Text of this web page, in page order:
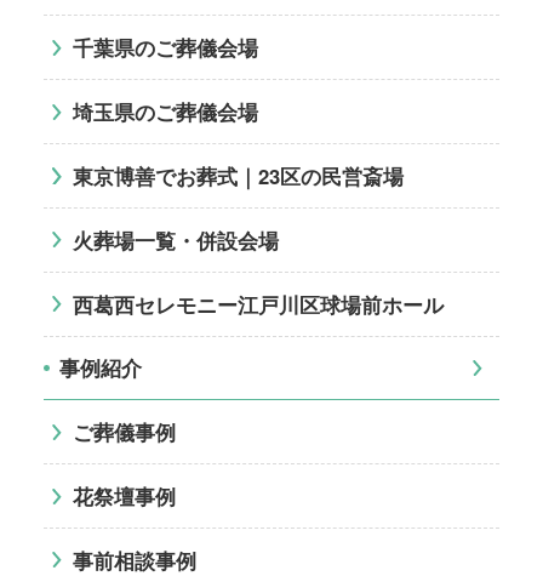
千葉県のご葬儀会場
埼玉県のご葬儀会場
東京博善でお葬式｜23区の民営斎場
火葬場一覧・併設会場
西葛西セレモニー江戸川区球場前ホール
事例紹介
ご葬儀事例
花祭壇事例
事前相談事例